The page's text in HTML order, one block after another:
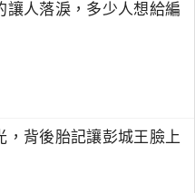
讓人落淚，多少人想給編
，背後胎記讓彭城王臉上